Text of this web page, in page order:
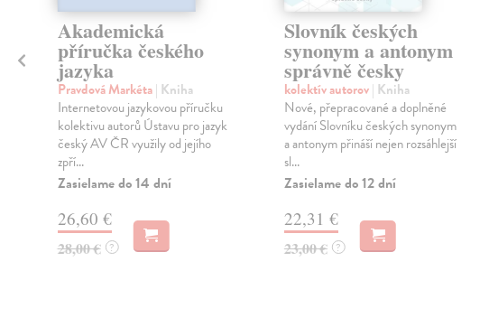
Akademická
příručka českého
jazyka
Pravdová Markéta| Kniha
Internetovou jazykovou příručku
kolektivu autorů Ústavu pro jazyk
český AV ČR využily od jejího
zpří...
Zasielame do 14 dní
26,60 €
28,00 € ?
Slovník českých
synonym a antonym
správně česky
kolektív autorov| Kniha
Nové, přepracované a doplněné
vydání Slovníku českých synonym
a antonym přináší nejen rozsáhlejší
sl...
Zasielame do 12 dní
22,31 €
23,00 € ?